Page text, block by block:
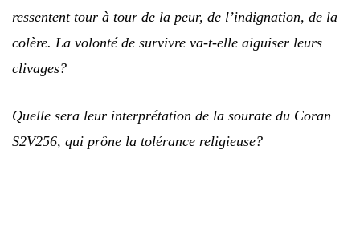
ressentent tour à tour de la peur, de l’indignation, de la
colère. La volonté de survivre va-t-elle aiguiser leurs
clivages?
Quelle sera leur interprétation de la sourate du Coran
S2V256, qui prône la tolérance religieuse?